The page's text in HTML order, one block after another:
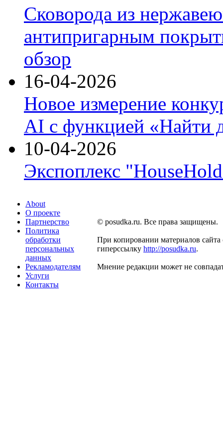
Сковорода из
антипригарным
обзор
16-04-2026
Новое измерение
AI с функцией «Найти
10-04-2026
Экспоплекс
About
О проекте
Партнерство
Политика
обработки
персональных
данных
Рекламодателям
Услуги
Контакты
© posudka.ru. Все права защищены.
При копировании материалов сайта
гиперссылку http://posudka.ru.
Мнение редакции может не